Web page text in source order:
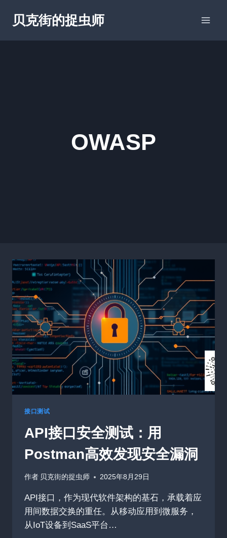
贝克街的捉虫师
OWASP
接口测试
API接口安全测试：用
Postman高效发现安全漏洞
作者 贝克街的捉虫师 2025年8月29日
API接口，作为现代软件架构的基石，承载着应
用间数据交换的重任。从移动应用到微服务，
从IoT设备到SaaS平台…